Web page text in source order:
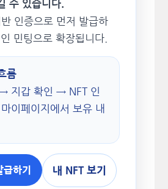
수 있습니다.
인증으로 먼저 발급하
민팅으로 확장됩니다.
름
지갑 확인 → NFT 인
이페이지에서 보유 내
급하기 내 NFT 보기